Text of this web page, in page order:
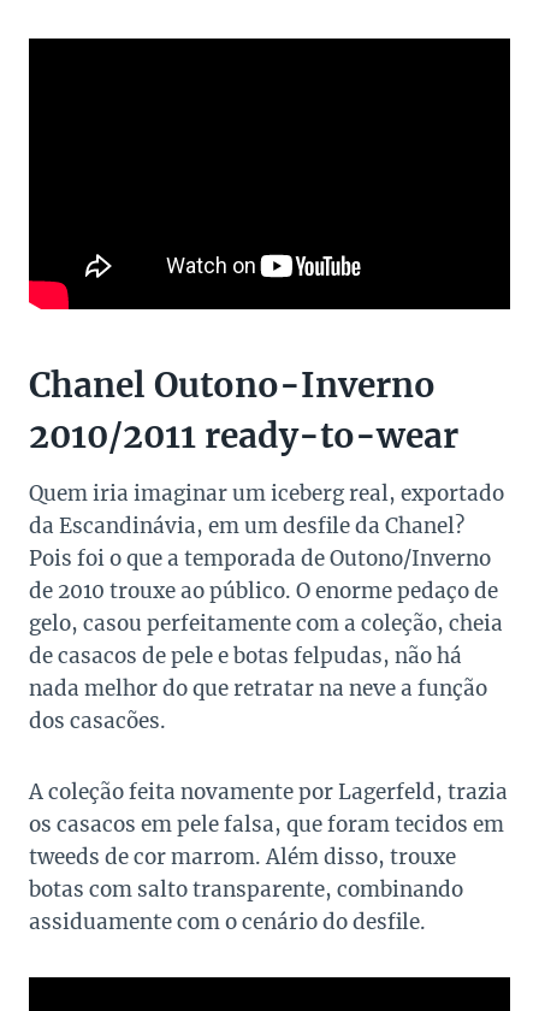
Chanel Outono-Inverno
2010/2011 ready-to-wear
Quem iria imaginar um iceberg real, exportado
da Escandinávia, em um desfile da Chanel?
Pois foi o que a temporada de Outono/Inverno
de 2010 trouxe ao público. O enorme pedaço de
gelo, casou perfeitamente com a coleção, cheia
de casacos de pele e botas felpudas, não há
nada melhor do que retratar na neve a função
dos casacões.
A coleção feita novamente por Lagerfeld, trazia
os casacos em pele falsa, que foram tecidos em
tweeds de cor marrom. Além disso, trouxe
botas com salto transparente, combinando
assiduamente com o cenário do desfile.